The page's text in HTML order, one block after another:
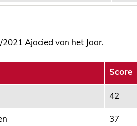
Ajacied van het Jaar.
Score
42
37